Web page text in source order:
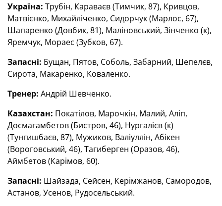
Україна: Трубін, Караваєв (Тимчик, 87), Кривцов,
Матвієнко, Михайліченко, Сидорчук (Марлос, 67),
Шапаренко (Довбик, 81), Маліновський, Зінченко (к),
Яремчук, Мораес (Зубков, 67).
Запасні: Бущан, Пятов, Соболь, Забарний, Шепелєв,
Сирота, Макаренко, Коваленко.
Тренер: Андрій Шевченко.
Казахстан: Покатілов, Марочкін, Малий, Аліп,
Досмагамбетов (Бистров, 46), Нургалієв (к)
(Тунгишбаєв, 87), Мужиков, Валіуллін, Абікен
(Вороговський, 46), Тагиберген (Оразов, 46),
Аймбетов (Карімов, 60).
Запасні: Шайзада, Сейсен, Керімжанов, Самородов,
Астанов, Усенов, Рудосельський.